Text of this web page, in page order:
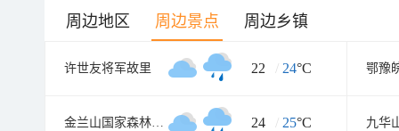
周边地区 周边景点 周边乡镇
许世友将军故里 22 / 24°C
金兰山国家森林公园 24 / 25°C 九华